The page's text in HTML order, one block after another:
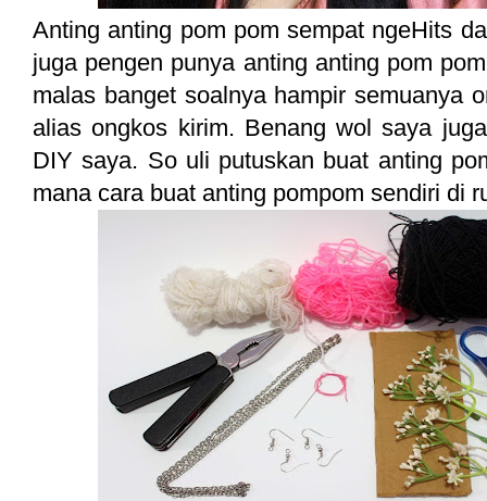
Anting anting pom pom sempat ngeHits
juga pengen punya anting anting pom
malas banget soalnya hampir semuanya
alias ongkos kirim. Benang wol saya
DIY saya. So uli putuskan buat anting
mana cara buat anting pompom sendiri di